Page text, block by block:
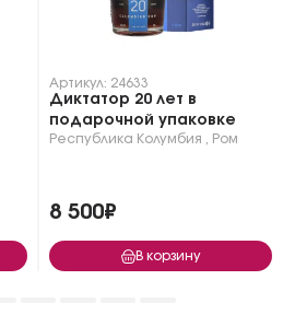
Артикул: 24633
Диктатор 20 лет в
подарочной упаковке
Республика Колумбия Ром
8 500₽
В корзину